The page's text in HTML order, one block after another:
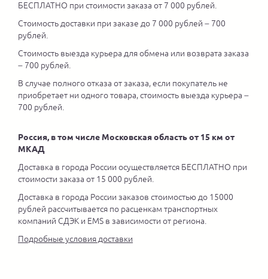
БЕСПЛАТНО при стоимости заказа от 7 000 рублей.
Стоимость доставки при заказе до 7 000 рублей – 700
рублей.
Стоимость выезда курьера для обмена или возврата заказа
– 700 рублей.
В случае полного отказа от заказа, если покупатель не
приобретает ни одного товара, стоимость выезда курьера –
700 рублей.
Россия, в том числе Московская область от 15 км от
МКАД
Доставка в города России осуществляется БЕСПЛАТНО при
стоимости заказа от 15 000 рублей.
Доставка в города России заказов стоимостью до 15000
рублей рассчитывается по расценкам транспортных
компаний СДЭК и EMS в зависимости от региона.
Подробные условия доставки